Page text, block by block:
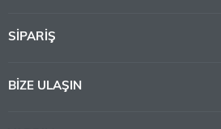
SİPARİŞ
BİZE ULAŞIN